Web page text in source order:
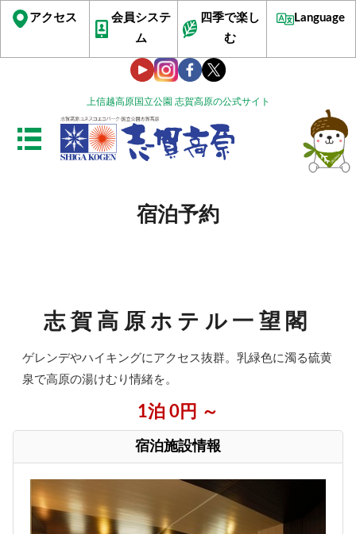
上信越高原国立公園 志賀高原の公式サイト
アクセス
会員システ
ム
四季で楽し
む
Language
宿泊予約
志賀高原ホテル一望閣
ゲレンデやハイキングにアクセス抜群。乳緑色に濁る硫黄
泉で高原の湯けむり情緒を。
1泊 0円 ～
宿泊施設情報